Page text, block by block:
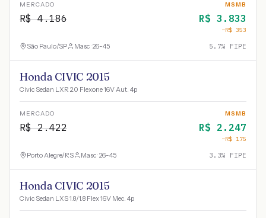
MERCADO
R$4.186
MSMB
R$ 3.833
−R$ 353
São Paulo/SP Masc · 26-45 5.7% FIPE
Honda CIVIC 2015
Civic Sedan LXR 2.0 Flexone 16V Aut. 4p
MERCADO
R$2.422
MSMB
R$ 2.247
−R$ 175
Porto Alegre/RS Masc · 26-45 3.3% FIPE
Honda CIVIC 2015
Civic Sedan LXS 1.8/1.8 Flex 16V Mec. 4p